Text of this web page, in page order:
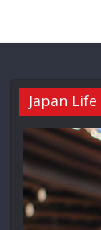
Japan Life